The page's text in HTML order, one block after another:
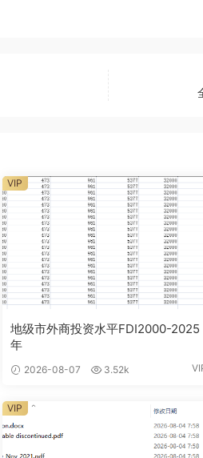
地级市外商投资水平FDI2000-2025
年
2026-08-07 3.52k
VIP
VIP